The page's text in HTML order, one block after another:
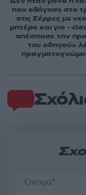
που οδήγησε στο
στις Σέρρες με
μητέρα και γιο -
απέσπασε την
του οδηγού»